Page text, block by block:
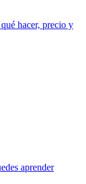
qué hacer, precio y
aprender